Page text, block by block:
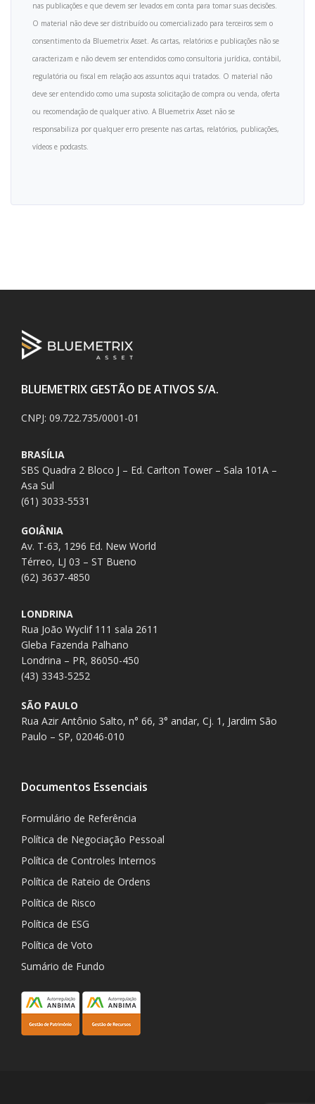
nas publicações e que devem ser levados em conta para tomar suas decisões.
O material não deve ser distribuído ou comercializado para terceiros sem o
consentimento da Bluemetrix Asset. As cartas, relatórios e publicações não se
caracterizam e não devem ser entendidos como consultoria jurídica, contábil,
regulatória ou fiscal em relação aos assuntos aqui tratados. O material não
deve ser entendido como uma suposta solicitação de compra ou venda, oferta
ou recomendação de qualquer ativo. A Bluemetrix Asset não se
responsabiliza por qualquer erro presente nas cartas, relatórios, publicações,
vídeos e podcasts.
BLUEMETRIX GESTÃO DE ATIVOS S/A.
CNPJ: 09.722.735/0001-01
BRASÍLIA
SBS Quadra 2 Bloco J – Ed. Carlton Tower – Sala 101A –
Asa Sul
(61) 3033-5531
GOIÂNIA
Av. T-63, 1296 Ed. New World
Térreo, LJ 03 – ST Bueno
(62) 3637-4850
LONDRINA
Rua João Wyclif 111 sala 2611
Gleba Fazenda Palhano
Londrina – PR, 86050-450
(43) 3343-5252
SÃO PAULO
Rua Azir Antônio Salto, n° 66, 3° andar, Cj. 1, Jardim São
Paulo – SP, 02046-010
Documentos Essenciais
Formulário de Referência
Política de Negociação Pessoal
Política de Controles Internos
Política de Rateio de Ordens
Política de Risco
Política de ESG
Política de Voto
Sumário de Fundo